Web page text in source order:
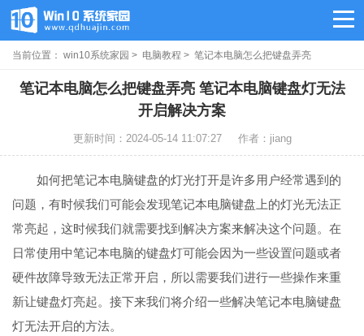
当前位置： win10系统家园 > 电脑教程 > 笔记本电脑怎么把键盘弄亮
笔记本电脑怎么把键盘弄亮 笔记本电脑键盘灯无法
开启解决方案
更新时间：2024-05-14 11:07:27 作者：jiang
如何把笔记本电脑键盘的灯光打开是许多用户经常遇到的
问题，有时候我们可能会发现笔记本电脑键盘上的灯光无法正
常亮起，这时候我们就需要找到解决方案来解决这个问题。在
日常使用中笔记本电脑的键盘灯可能会因为一些设置问题或者
硬件故障导致无法正常开启，所以需要我们进行一些操作来重
新让键盘灯亮起。接下来我们将介绍一些解决笔记本电脑键盘
灯无法开启的方法。